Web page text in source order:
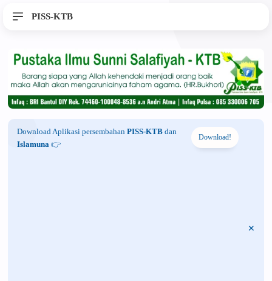
PISS-KTB
Download Aplikasi persembahan PISS-KTB dan
Islamuna 👉
Download!